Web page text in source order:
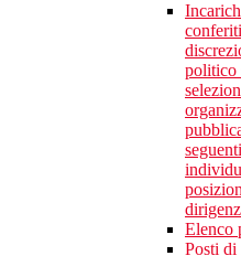
politico
Elenco
Posti